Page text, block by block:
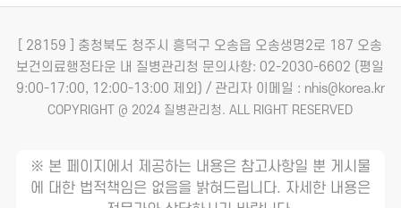
[ 28159 ] 충청북도 청주시 흥덕구 오송읍 오송생명2로 187 오송
보건의료행정타운 내 질병관리청 문의사항: 02-2030-6602 (평일
9:00-17:00, 12:00-13:00 제외) / 관리자 이메일 : nhis@korea.kr
COPYRIGHT @ 2024 질병관리청. ALL RIGHT RESERVED
※ 본 페이지에서 제공하는 내용은 참고사항일 뿐 게시물
에 대한 법적책임은 없음을 밝혀드립니다. 자세한 내용은